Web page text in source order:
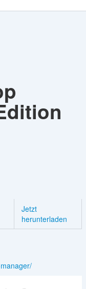
Jetzt
herunterladen